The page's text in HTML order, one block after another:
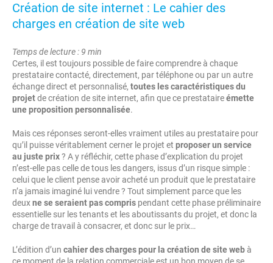
Création de site internet : Le cahier des
charges en création de site web
Temps de lecture : 9 min
Certes, il est toujours possible de faire comprendre à chaque
prestataire contacté, directement, par téléphone ou par un autre
échange direct et personnalisé, toutes les caractéristiques du
projetde création de site internet, afin que ce prestataireémette
une proposition personnalisée.
Mais ces réponses seront-elles vraiment utiles au prestataire pour
qu’il puisse véritablement cerner le projet et proposer un service
au juste prix? A y réfléchir, cette phase d’explication du projet
n’est-elle pas celle de tous les dangers, issus d’un risque simple :
celui que le client pense avoir acheté un produit que le prestataire
n’a jamais imaginé lui vendre ? Tout simplement parce que les
deuxne se seraient pas compris pendant cette phase préliminaire
essentielle sur les tenants et les aboutissants du projet, et donc la
charge de travail à consacrer, et donc sur le prix…
L’édition d’un cahier des charges pour la création de site webà